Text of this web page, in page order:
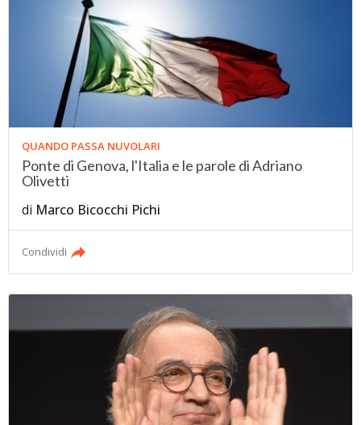
QUANDO PASSA NUVOLARI
Ponte di Genova, l'Italia e le parole di Adriano
Olivetti
di Marco Bicocchi Pichi
Condividi